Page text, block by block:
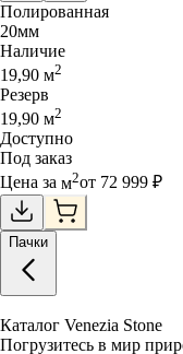
Полированная
20мм
Наличие
19,90 м2
Резерв
19,90 м2
Доступно
Под заказ
Цена за м2от 72 999 ₽
Пачки
Каталог Venezia Stone
Погрузитесь в мир